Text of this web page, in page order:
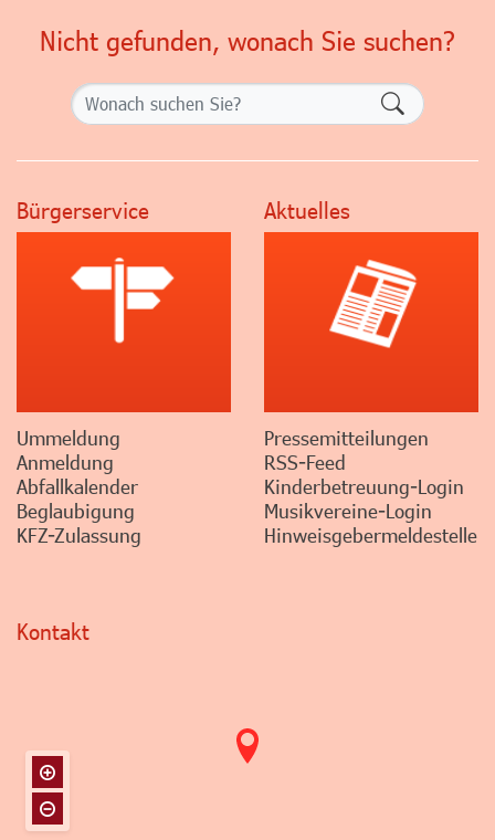
Nicht gefunden, wonach Sie suchen?
Bürgerservice
Ummeldung
Anmeldung
Abfallkalender
Beglaubigung
KFZ-Zulassung
Aktuelles
Pressemitteilungen
RSS-Feed
Kinderbetreuung-Login
Musikvereine-Login
Hinweisgebermeldestelle
Kontakt